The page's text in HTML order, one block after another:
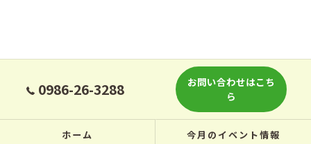
0986-26-3288
お問い合わせはこち
ら
ホーム 今月のイベント情報